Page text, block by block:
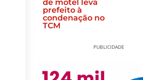
de motel leva
prefeito à
condenação no
TCM
PUBLICIDADE